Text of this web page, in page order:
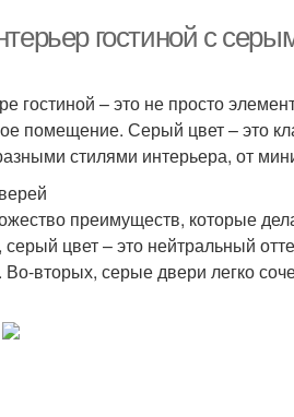
гостиной с
гостиной – это не просто
помещение. Серый цвет – это
стилями интерьера, от
преимуществ, которые
цвет – это нейтральный
вторых, серые двери легко